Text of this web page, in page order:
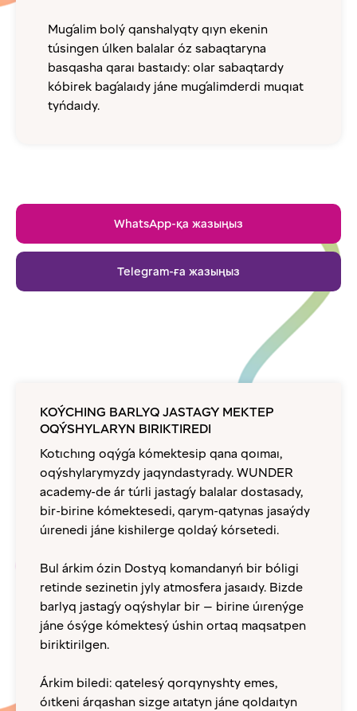
Muǵalim bolý qanshalyqty qıyn ekenin
túsingen úlken balalar óz sabaqtaryna
basqasha qaraı bastaıdy: olar sabaqtardy
kóbirek baǵalaıdy jáne muǵalimderdi muqıat
tyńdaıdy.
WhatsApp-қа жазыңыз
Telegram-ға жазыңыз
KOÝCHING BARLYQ JASTAǴY MEKTEP
OQÝSHYLARYN BIRIKTIREDI
Kotıchıng oqýǵa kómektesip qana qoımaı,
oqýshylarymyzdy jaqyndastyrady. WUNDER
academy-de ár túrli jastaǵy balalar dostasady,
bir-birine kómektesedi, qarym-qatynas jasaýdy
úırenedi jáne kishilerge qoldaý kórsetedi.
Bul árkim ózin Dostyq komandanyń bir bóligi
retinde sezinetin jyly atmosfera jasaıdy. Bizde
barlyq jastaǵy oqýshylar bir — birine úırenýge
jáne ósýge kómektesý úshin ortaq maqsatpen
biriktirilgen.
Árkim biledi: qatelesý qorqynyshty emes,
óıtkeni árqashan sizge aıtatyn jáne qoldaıtyn